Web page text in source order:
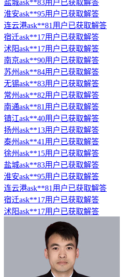
盐城ask**83用户已获取解答
淮安ask**95用户已获取解答
连云港ask**81用户已获取解答
宿迁ask**17用户已获取解答
沭阳ask**17用户已获取解答
南京ask**90用户已获取解答
苏州ask**84用户已获取解答
无锡ask**83用户已获取解答
常州ask**82用户已获取解答
南通ask**81用户已获取解答
镇江ask**40用户已获取解答
扬州ask**13用户已获取解答
泰州ask**41用户已获取解答
徐州ask**15用户已获取解答
盐城ask**83用户已获取解答
淮安ask**95用户已获取解答
连云港ask**81用户已获取解答
宿迁ask**17用户已获取解答
沭阳ask**17用户已获取解答